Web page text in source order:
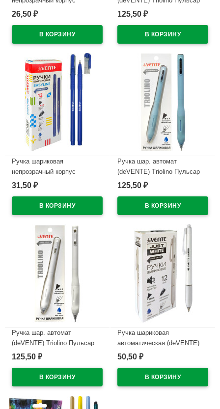
(deVENTE) Простые линии
игла красный корпус
арт.5073628
В наличии
26,50 ₽
(Pulsar) н/
арт.5070611 (Ст12)
125,50 ₽
Ручка шариковая
непрозрачный корпус
(deVENTE) Простые линии
синий корпус арт.5073626
31,50 ₽
Ручка шар. автомат
(deVENTE) Triolino Пульсар
(Pulsar) н/
арт.5070610 (Ст12)
125,50 ₽
Ручка шар. автомат
(deVENTE) Triolino Пульсар
(Pulsar) н/
арт.5070609 (Ст12)
125,50 ₽
Ручка шариковая
автоматическая (deVENTE)
ПРОСТО БЕЛЫЙ (JUST
каучуковый держатель,
синий, 0,5мм, масло
50,50 ₽